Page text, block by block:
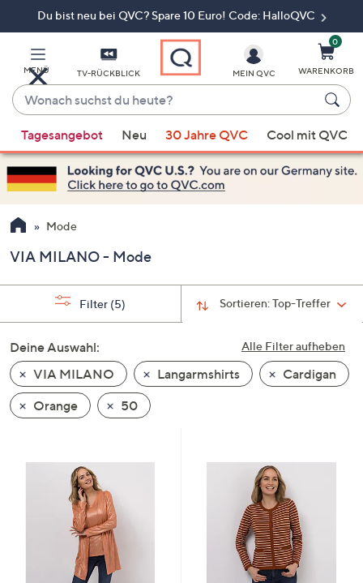
Du bist neu bei QVC? Spare 10 Euro! Code: HalloQVC
MENÜ TV-RÜCKBLICK
Wonach
suchst
du
heute?
Vorschläge
verfügbar
sind,
verwenden
Sie
Pfeiltasten
nach
und
nach
unten
oder
wischen
Sie
MEIN QVC
0
WARENKORB
Tagesangebot Neu 30 Jahre QVC Cool mit QVC
Mode
VIA MILANO - Mode
Sortieren:Top-Treffer
Filter (5)
Alle Filter aufheben
Deine Auswahl:
VIA MILANO
Langarmshirts
Cardigan
Orange
50